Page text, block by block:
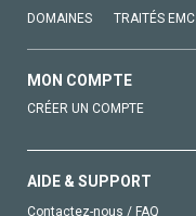
DOMAINES TRAITÉS EMC
MON COMPTE
CRÉER UN COMPTE
AIDE & SUPPORT
Contactez-nous / FAQ